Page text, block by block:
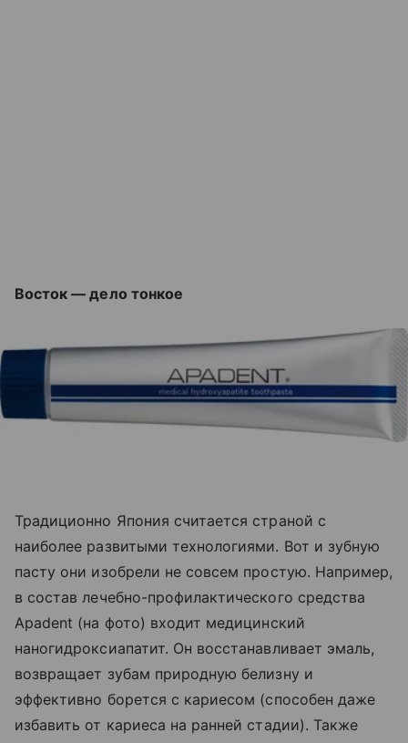
Восток — дело тонкое
Традиционно Япония считается страной с
наиболее развитыми технологиями. Вот и зубную
пасту они изобрели не совсем простую. Например,
в состав лечебно-профилактического средства
Apadent (на фото) входит медицинский
наногидроксиапатит. Он восстанавливает эмаль,
возвращает зубам природную белизну и
эффективно борется с кариесом (способен даже
избавить от кариеса на ранней стадии). Также